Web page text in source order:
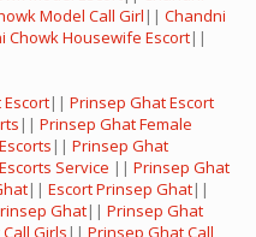
Model Call Girl || Chandni
Chowk Housewife Escort||
|| Prinsep Ghat Escort
|| Prinsep Ghat Female
|| Prinsep Ghat
Service || Prinsep Ghat
|| Escort Prinsep Ghat||
Ghat|| Prinsep Ghat
Girls || Prinsep Ghat Call